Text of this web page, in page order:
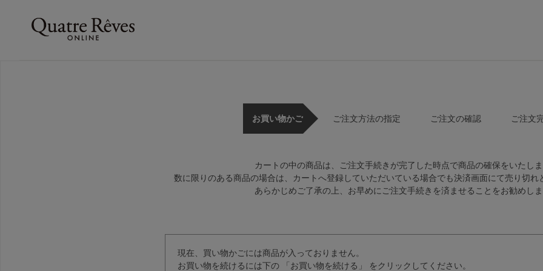
お買い物かご ご注文方法の指定 ご注文の確認 ご注文
カートの中の商品は、ご注文手続きが完了した時点で商品の確保をいたし
数に限りのある商品の場合は、カートへ登録していただいている場合でも決済画面にて売り切れ
あらかじめご了承の上、お早めにご注文手続きを済ませることをお勧めし
現在、買い物かごには商品が入っておりません。
お買い物を続けるには下の 「お買い物を続ける」 をクリックしてください。